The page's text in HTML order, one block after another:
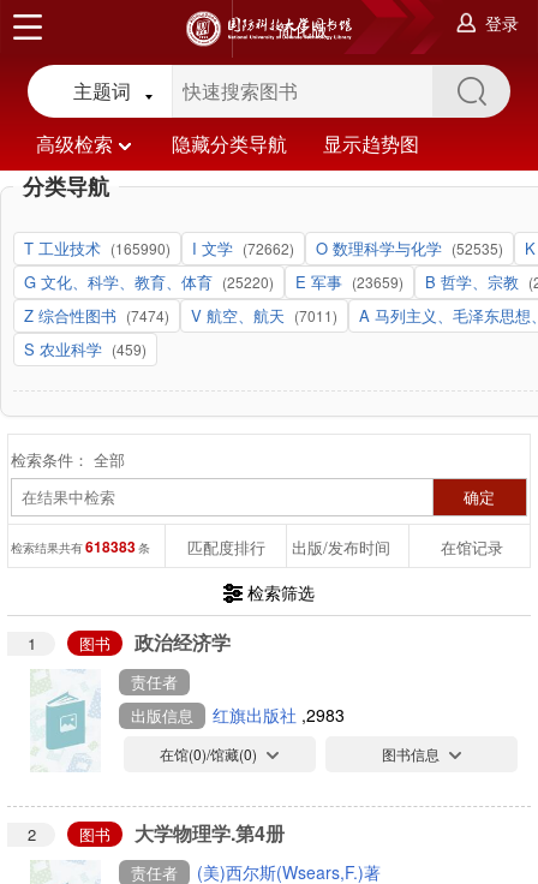
登录
简化版
主题词
高级检索
隐藏分类导航 显示趋势图
分类导航
T 工业技术 (165990) I 文学 (72662) O 数理科学与化学 (52535)
G 文化、科学、教育、体育 (25220) E 军事 (23659) B 哲学、宗教
Z 综合性图书 (7474) V 航空、航天 (7011)
A 马列主义、毛泽东思
S 农业科学 (459)
检索条件： 全部
检索结果共有618383条 匹配度排行 出版/发布时间 在馆记录
检索筛选
1 图书 政治经济学
责任者
出版信息
红旗出版社 ,2983
在馆(0)/馆藏(0) 图书信息
2 图书 大学物理学.第4册
责任者 (美)西尔斯(Wsears,F.)著